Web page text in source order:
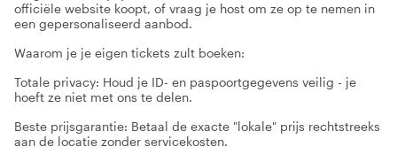
officiële website koopt, of vraag je host om ze op te nemen in
een gepersonaliseerd aanbod.
Waarom je je eigen tickets zult boeken:
Totale privacy: Houd je ID- en paspoortgegevens veilig - je
hoeft ze niet met ons te delen.
Beste prijsgarantie: Betaal de exacte "lokale" prijs rechtstreeks
aan de locatie zonder servicekosten.